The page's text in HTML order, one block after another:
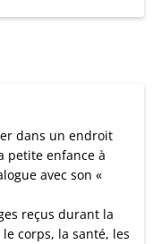
dans un endroit
petite enfance à
avec son «
reçus durant la
corps, la santé, les